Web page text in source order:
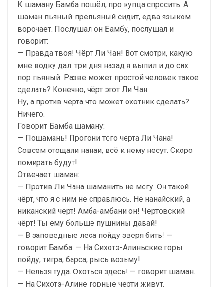
К шаману Бамба пошёл, про купца спросить. А
шаман пьяный-препьяный сидит, едва языком
ворочает. Послушал он Бамбу, послушал и
говорит:
— Правда твоя! Чёрт Ли Чан! Вот смотри, какую
мне водку дал: три дня назад я выпил и до сих
пор пьяный. Разве может простой человек такое
сделать? Конечно, чёрт этот Ли Чан.
Ну, а против чёрта что может охотник сделать?
Ничего.
Говорит Бамба шаману:
— Пошамань! Прогони того чёрта Ли Чана!
Совсем отощали нанаи, всё к нему несут. Скоро
помирать будут!
Отвечает шаман:
— Против Ли Чана шаманить не могу. Он такой
чёрт, что я с ним не справлюсь. Не нанайский, а
никанский чёрт! Амба-амбани он! Чертовский
чёрт! Ты ему больше пушнины давай!
— В заповедные леса пойду зверя бить! —
говорит Бамба. — На Сихотэ-Алиньские горы
пойду, тигра, барса, рысь возьму!
— Нельзя туда. Охоться здесь! — говорит шаман.
— На Сихотэ-Алине горные черти живут.